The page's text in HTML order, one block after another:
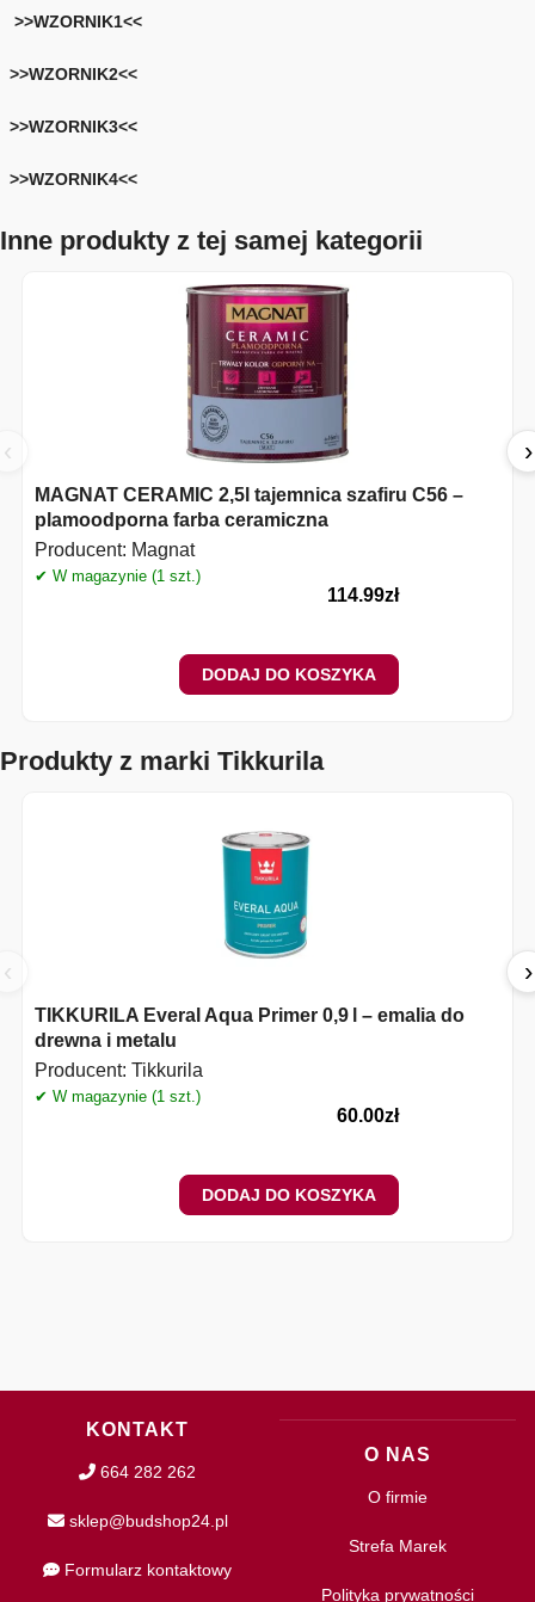
>>WZORNIK1<<
>>WZORNIK2<<
>>WZORNIK3<<
>>WZORNIK4<<
Inne produkty z tej samej kategorii
‹
MAGNAT CERAMIC 2,5l tajemnica szafiru C56 –
plamoodporna farba ceramiczna
Producent: Magnat
✔ W magazynie (1 szt.)
114.99zł
DODAJ DO KOSZYKA
›
Produkty z marki Tikkurila
‹
TIKKURILA Everal Aqua Primer 0,9 l – emalia do
drewna i metalu
Producent: Tikkurila
✔ W magazynie (1 szt.)
60.00zł
DODAJ DO KOSZYKA
›
KONTAKT
664 282 262
sklep@budshop24.pl
Formularz kontaktowy
O NAS
O firmie
Strefa Marek
Polityka prywatności